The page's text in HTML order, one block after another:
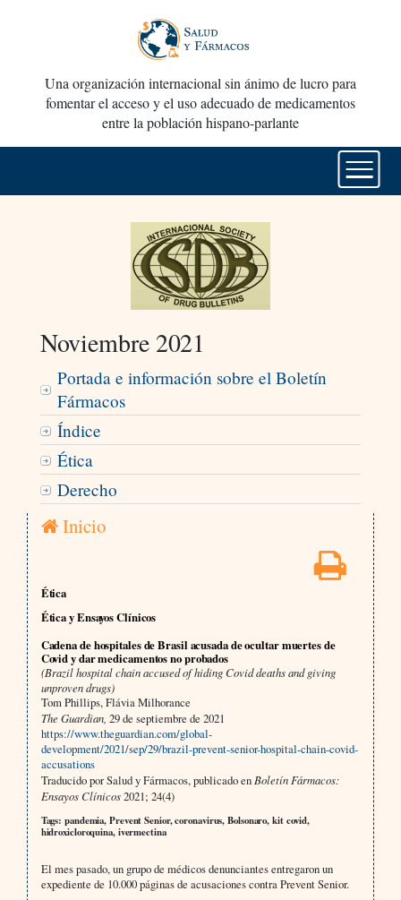
Una organización internacional sin ánimo de lucro para
fomentar el acceso y el uso adecuado de medicamentos
entre la población hispano-parlante
Noviembre 2021
Portada e información sobre el Boletín
Fármacos
Índice
Ética
Derecho
Inicio
Ética
Ética y Ensayos Clínicos
Cadena de hospitales de Brasil acusada de ocultar muertes de
Covid y dar medicamentos no probados
(Brazil hospital chain accused of hiding Covid deaths and giving
unproven drugs)
Tom Phillips, Flávia Milhorance
The Guardian, 29 de septiembre de 2021
https://www.theguardian.com/global-
development/2021/sep/29/brazil-prevent-senior-hospital-chain-covid-
accusations
Traducido por Salud y Fármacos, publicado en Boletín Fármacos:
Ensayos Clínicos2021; 24(4)
Tags: pandemia, Prevent Senior, coronavirus, Bolsonaro, kit covid,
hidroxicloroquina, ivermectina
El mes pasado, un grupo de médicos denunciantes entregaron un
expediente de 10.000 páginas de acusaciones contra Prevent Senior.